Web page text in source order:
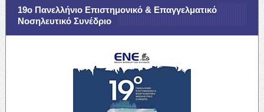
19ο Πανελλήνιο Επιστημονικό & Επαγγελματικό
Νοσηλευτικό Συνέδριο